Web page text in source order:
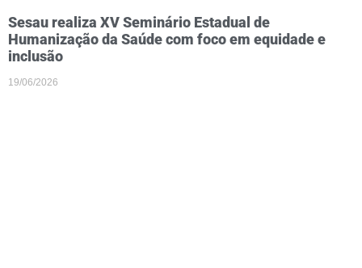
Sesau realiza XV Seminário Estadual de
Humanização da Saúde com foco em equidade e
inclusão
19/06/2026